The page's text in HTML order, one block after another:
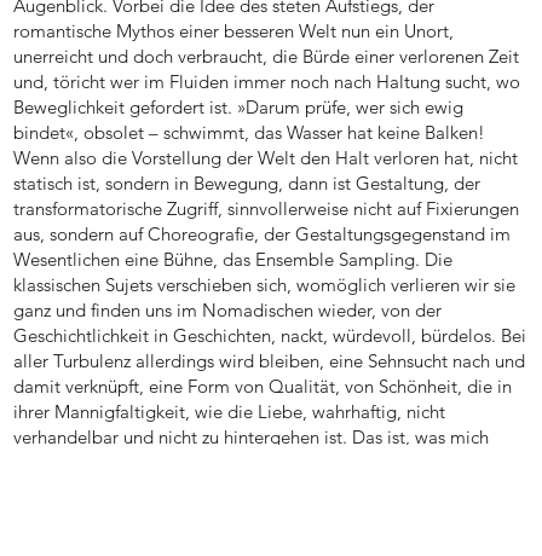
Augenblick. Vorbei die Idee des steten Aufstiegs, der
romantische Mythos einer besseren Welt nun ein Unort,
unerreicht und doch verbraucht, die Bürde einer verlorenen Zeit
und, töricht wer im Fluiden immer noch nach Haltung sucht, wo
Beweglichkeit gefordert ist. »Darum prüfe, wer sich ewig
bindet«, obsolet – schwimmt, das Wasser hat keine Balken!
Wenn also die Vorstellung der Welt den Halt verloren hat, nicht
statisch ist, sondern in Bewegung, dann ist Gestaltung, der
transformatorische Zugriff, sinnvollerweise nicht auf Fixierungen
aus, sondern auf Choreografie, der Gestaltungsgegenstand im
Wesentlichen eine Bühne, das Ensemble Sampling. Die
klassischen Sujets verschieben sich, womöglich verlieren wir sie
ganz und finden uns im Nomadischen wieder, von der
Geschichtlichkeit in Geschichten, nackt, würdevoll, bürdelos. Bei
aller Turbulenz allerdings wird bleiben, eine Sehnsucht nach und
damit verknüpft, eine Form von Qualität, von Schönheit, die in
ihrer Mannigfaltigkeit, wie die Liebe, wahrhaftig, nicht
verhandelbar und nicht zu hintergehen ist. Das ist, was mich